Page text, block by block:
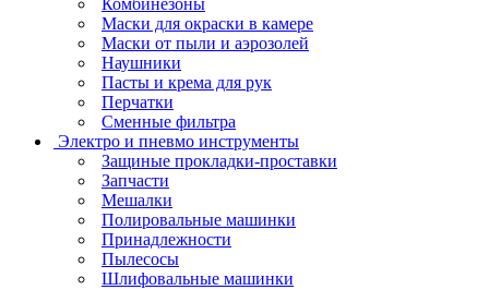
Комбинезоны
Маски для окраски в камере
Маски от пыли и аэрозолей
Наушники
Пасты и крема для рук
Перчатки
Сменные фильтра
Электро и пневмо инструменты
Защиные прокладки-проставки
Запчасти
Мешалки
Полировальные машинки
Принадлежности
Пылесосы
Шлифовальные машинки